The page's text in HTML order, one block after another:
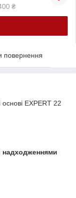
₴
повернення
EXPERT 22
надходженнями